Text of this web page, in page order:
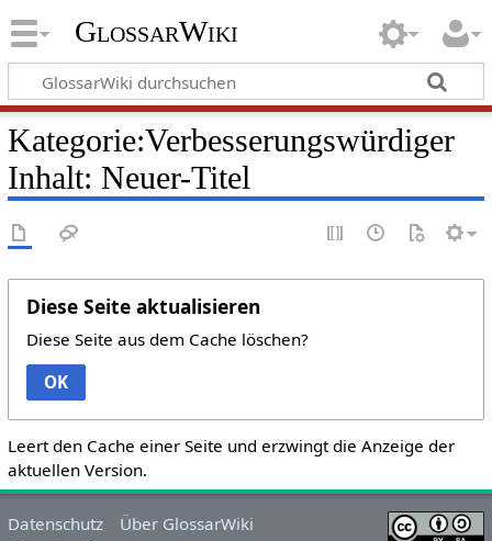
GlossarWiki
Kategorie:Verbesserungswürdiger
Inhalt: Neuer-Titel
Diese Seite aktualisieren
Diese Seite aus dem Cache löschen?
OK
Leert den Cache einer Seite und erzwingt die Anzeige der
aktuellen Version.
Datenschutz
Über GlossarWiki